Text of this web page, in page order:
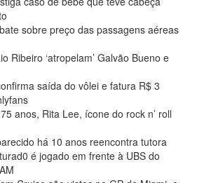
sobre preço das passagens aéreas
Ribeiro ‘atropelam’ Galvão Bueno e
saída do vôlei e fatura R$ 3
anos, Rita Lee, ícone do rock n’ roll
há 10 anos reencontra tutora
é jogado em frente à UBS do